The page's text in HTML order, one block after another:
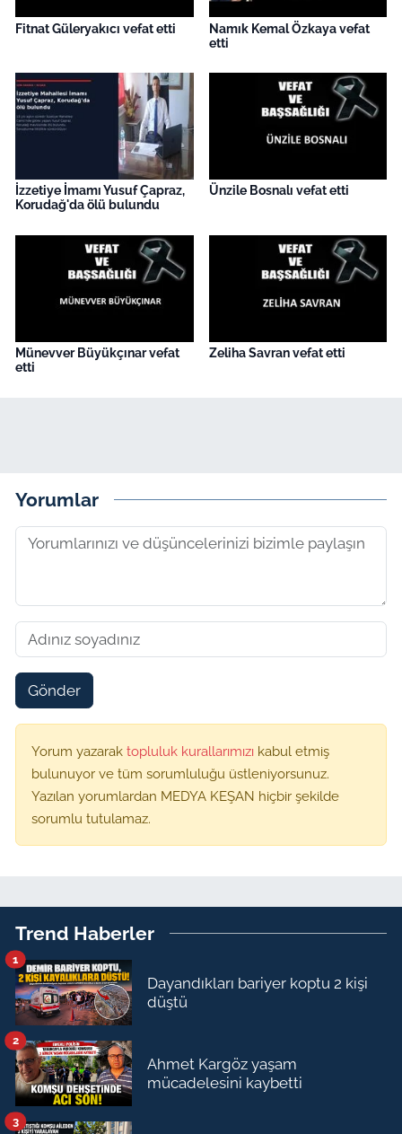
Fitnat Güleryakıcı vefat etti
Namık Kemal Özkaya vefat
etti
İzzetiye İmamı Yusuf Çapraz,
Korudağ'da ölü bulundu
Ünzile Bosnalı vefat etti
Münevver Büyükçınar vefat
etti
Zeliha Savran vefat etti
Yorumlar
Gönder
Yorum yazarak topluluk kurallarımızı kabul etmiş
bulunuyor ve tüm sorumluluğu üstleniyorsunuz.
Yazılan yorumlardan MEDYA KEŞAN hiçbir şekilde
sorumlu tutulamaz.
Trend Haberler
Dayandıkları bariyer koptu 2 kişi
düştü
1
Ahmet Kargöz yaşam
mücadelesini kaybetti
2
3
Finans
Gündem-Eğitim